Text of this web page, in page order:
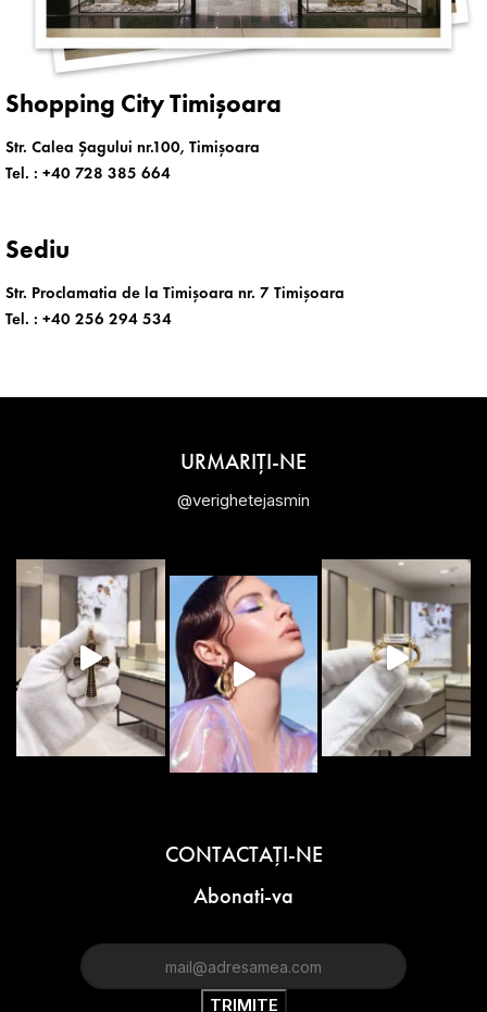
Shopping City Timișoara
Str. Calea Șagului nr.100, Timișoara
Tel. : +40 728 385 664
Sediu
Str. Proclamatia de la Timișoara nr. 7 Timișoara
Tel. : +40 256 294 534
URMARIȚI-NE
@verighetejasmin
CONTACTAŢI-NE
Abonati-va